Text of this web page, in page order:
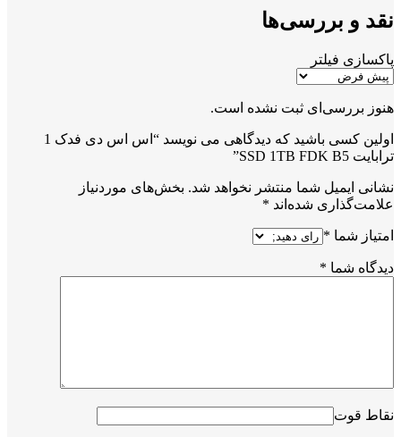
نقد و بررسی‌ها
پاکسازی فیلتر
هنوز بررسی‌ای ثبت نشده است.
اولین کسی باشید که دیدگاهی می نویسد “اس اس دی فدک 1
ترابایت SSD 1TB FDK B5”
نشانی ایمیل شما منتشر نخواهد شد. بخش‌های موردنیاز
علامت‌گذاری شده‌اند *
امتیاز شما *
دیدگاه شما *
نقاط قوت